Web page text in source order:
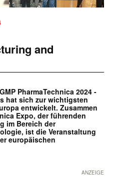
and
PharmaTechnica 2024 -
hat sich zur wichtigsten
entwickelt. Zusammen
Expo, der führenden
im Bereich der
ist die Veranstaltung
europäischen
ANZEIGE